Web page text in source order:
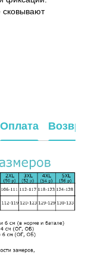
Оплата